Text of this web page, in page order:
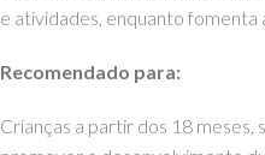
e atividades, enquanto fomenta
Recomendado para:
Crianças a partir dos 18 meses,